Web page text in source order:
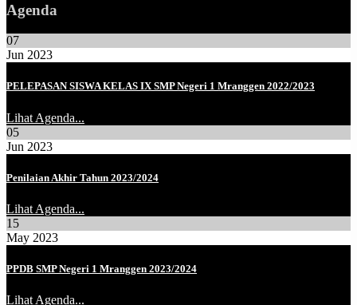
Agenda
07
Jun 2023
PELEPASAN SISWA KELAS IX SMP Negeri 1 Mranggen 2022/2023
Lihat Agenda...
05
Jun 2023
Penilaian Akhir Tahun 2023/2024
Lihat Agenda...
15
May 2023
PPDB SMP Negeri 1 Mranggen 2023/2024
Lihat Agenda...